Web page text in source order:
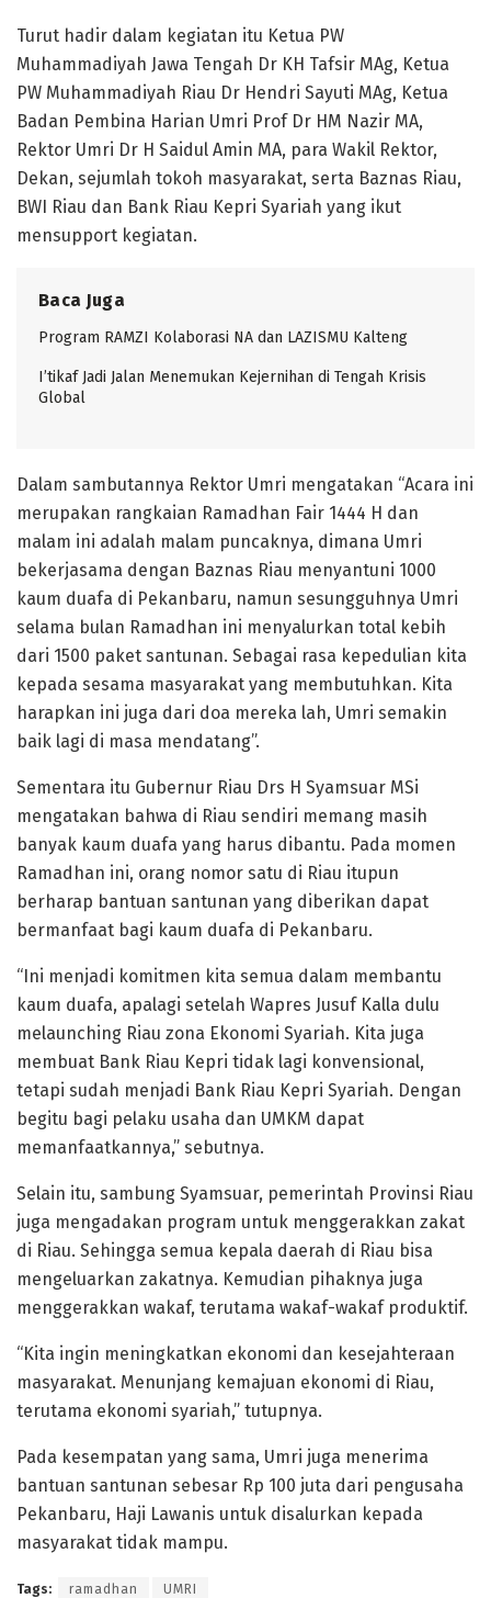
Turut hadir dalam kegiatan itu Ketua PW
Muhammadiyah Jawa Tengah Dr KH Tafsir MAg, Ketua
PW Muhammadiyah Riau Dr Hendri Sayuti MAg, Ketua
Badan Pembina Harian Umri Prof Dr HM Nazir MA,
Rektor Umri Dr H Saidul Amin MA, para Wakil Rektor,
Dekan, sejumlah tokoh masyarakat, serta Baznas Riau,
BWI Riau dan Bank Riau Kepri Syariah yang ikut
mensupport kegiatan.
Baca Juga
Program RAMZI Kolaborasi NA dan LAZISMU Kalteng
I’tikaf Jadi Jalan Menemukan Kejernihan di Tengah Krisis
Global
Dalam sambutannya Rektor Umri mengatakan “Acara ini
merupakan rangkaian Ramadhan Fair 1444 H dan
malam ini adalah malam puncaknya, dimana Umri
bekerjasama dengan Baznas Riau menyantuni 1000
kaum duafa di Pekanbaru, namun sesungguhnya Umri
selama bulan Ramadhan ini menyalurkan total kebih
dari 1500 paket santunan. Sebagai rasa kepedulian kita
kepada sesama masyarakat yang membutuhkan. Kita
harapkan ini juga dari doa mereka lah, Umri semakin
baik lagi di masa mendatang”.
Sementara itu Gubernur Riau Drs H Syamsuar MSi
mengatakan bahwa di Riau sendiri memang masih
banyak kaum duafa yang harus dibantu. Pada momen
Ramadhan ini, orang nomor satu di Riau itupun
berharap bantuan santunan yang diberikan dapat
bermanfaat bagi kaum duafa di Pekanbaru.
“Ini menjadi komitmen kita semua dalam membantu
kaum duafa, apalagi setelah Wapres Jusuf Kalla dulu
melaunching Riau zona Ekonomi Syariah. Kita juga
membuat Bank Riau Kepri tidak lagi konvensional,
tetapi sudah menjadi Bank Riau Kepri Syariah. Dengan
begitu bagi pelaku usaha dan UMKM dapat
memanfaatkannya,” sebutnya.
Selain itu, sambung Syamsuar, pemerintah Provinsi Riau
juga mengadakan program untuk menggerakkan zakat
di Riau. Sehingga semua kepala daerah di Riau bisa
mengeluarkan zakatnya. Kemudian pihaknya juga
menggerakkan wakaf, terutama wakaf-wakaf produktif.
“Kita ingin meningkatkan ekonomi dan kesejahteraan
masyarakat. Menunjang kemajuan ekonomi di Riau,
terutama ekonomi syariah,” tutupnya.
Pada kesempatan yang sama, Umri juga menerima
bantuan santunan sebesar Rp 100 juta dari pengusaha
Pekanbaru, Haji Lawanis untuk disalurkan kepada
masyarakat tidak mampu.
Tags: ramadhan UMRI